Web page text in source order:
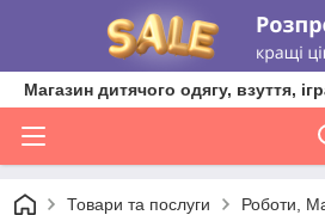
Магазин дитячого одягу, взуття,
Товари та послуги Роботи,